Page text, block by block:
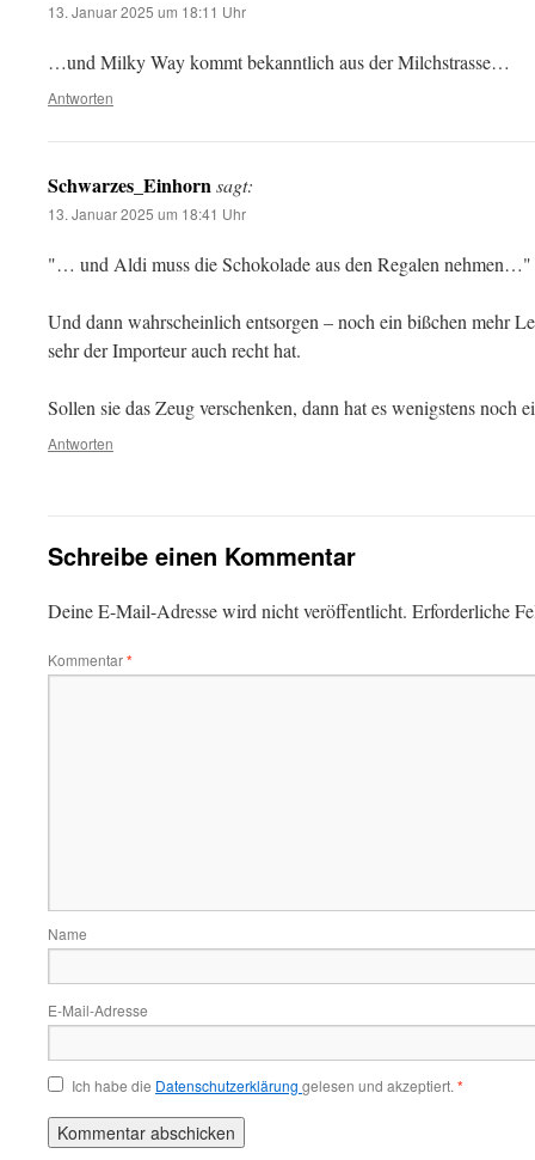
13. Januar 2025 um 18:11 Uhr
…und Milky Way kommt bekanntlich aus der Milchstrasse…
Antworten
Schwarzes_Einhornsagt:
13. Januar 2025 um 18:41 Uhr
"… und Aldi muss die Schokolade aus den Regalen nehmen…"
Und dann wahrscheinlich entsorgen – noch ein bißchen mehr
sehr der Importeur auch recht hat.
Sollen sie das Zeug verschenken, dann hat es wenigstens noch
Antworten
Schreibe einen Kommentar
Deine E-Mail-Adresse wird nicht veröffentlicht. Erforderliche
Kommentar*
Name
E-Mail-Adresse
Ich habe die Datenschutzerklärung gelesen und akzeptiert. *